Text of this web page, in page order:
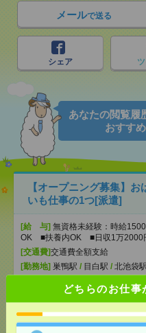
どちらのお仕事
メールで送る
シェア
あなたの閲覧履
おすすめ
【オープニング募集】
いも仕事の1つ[派遣]
[給 与] 無資格未経験：時給
OK ■扶養内OK ■日収1万2000
[交通費]交通費全額支給
[勤務地] 巣鴨駅 / 目白駅 / 北池袋駅
【週5日×7時間】1950円
のお仕事！[派遣]